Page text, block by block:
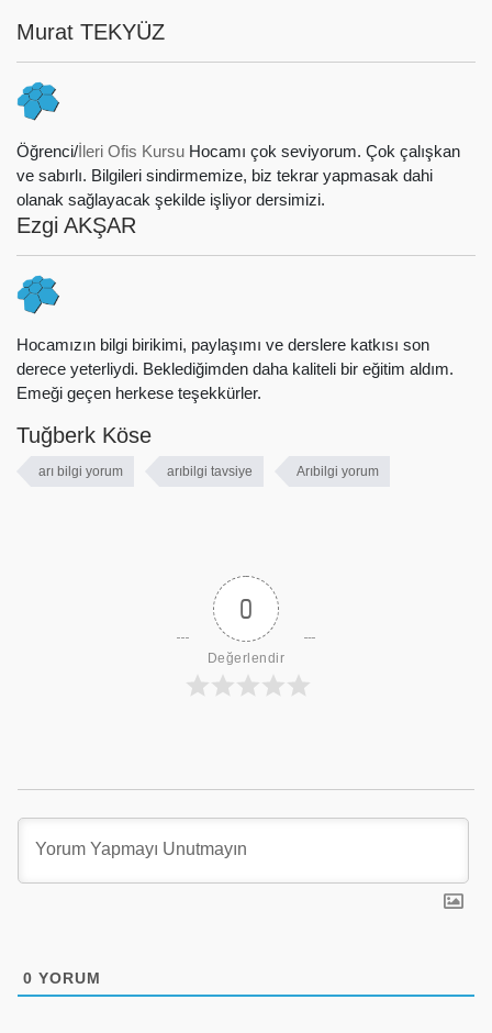
Murat TEKYÜZ
Öğrenci/İleri Ofis Kursu Hocamı çok seviyorum. Çok çalışkan
ve sabırlı. Bilgileri sindirmemize, biz tekrar yapmasak dahi
olanak sağlayacak şekilde işliyor dersimizi.
Ezgi AKŞAR
Hocamızın bilgi birikimi, paylaşımı ve derslere katkısı son
derece yeterliydi. Beklediğimden daha kaliteli bir eğitim aldım.
Emeği geçen herkese teşekkürler.
Tuğberk Köse
arı bilgi yorum arıbilgi tavsiye Arıbilgi yorum
0
Değerlendir
0 YORUM